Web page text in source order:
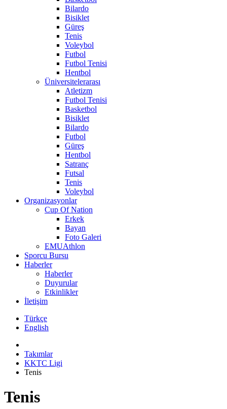
Bilardo
Bisiklet
Güreş
Tenis
Voleybol
Futbol
Futbol Tenisi
Hentbol
Üniversitelerarası
Atletizm
Futbol Tenisi
Basketbol
Bisiklet
Bilardo
Futbol
Güreş
Hentbol
Satranç
Futsal
Tenis
Voleybol
Organizasyonlar
Cup Of Nation
Erkek
Bayan
Foto Galeri
EMUAthlon
Sporcu Bursu
Haberler
Haberler
Duyurular
Etkinlikler
İletişim
Türkçe
English
Takımlar
KKTC Ligi
Tenis
Tenis